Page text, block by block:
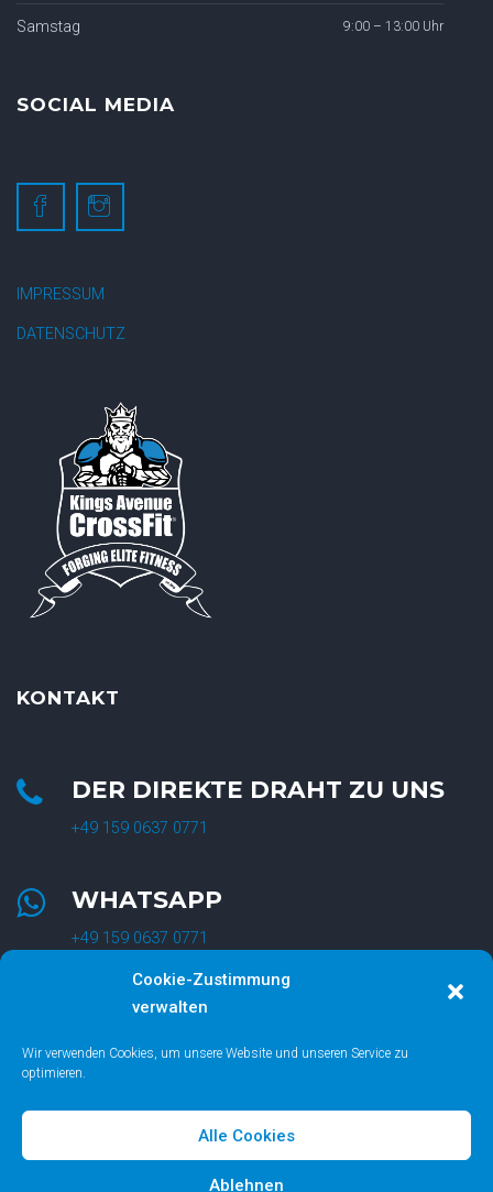
Cookie-Zustimmung
verwalten
Wir verwenden Cookies, um unsere Website und unseren Service zu
optimieren.
Alle Cookies
Ablehnen
Samstag 9:00 – 13:00 Uhr
SOCIAL MEDIA
IMPRESSUM
DATENSCHUTZ
KONTAKT
DER DIREKTE DRAHT ZU UNS
+49 159 0637 0771
WHATSAPP
+49 159 0637 0771
SCHREIB UNS
info@kings-avenue-crossfit.de